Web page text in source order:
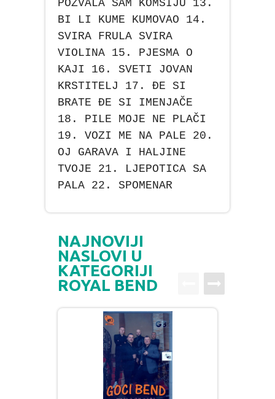
POZVALA SAM KOMŠIJU 13.
BI LI KUME KUMOVAO 14.
SVIRA FRULA SVIRA
VIOLINA 15. PJESMA O
KAJI 16. SVETI JOVAN
KRSTITELJ 17. ĐE SI
BRATE ĐE SI IMENJAČE
18. PILE MOJE NE PLAČI
19. VOZI ME NA PALE 20.
OJ GARAVA I HALJINE
TVOJE 21. LJEPOTICA SA
PALA 22. SPOMENAR
NAJNOVIJI
NASLOVI U
KATEGORIJI
ROYAL BEND